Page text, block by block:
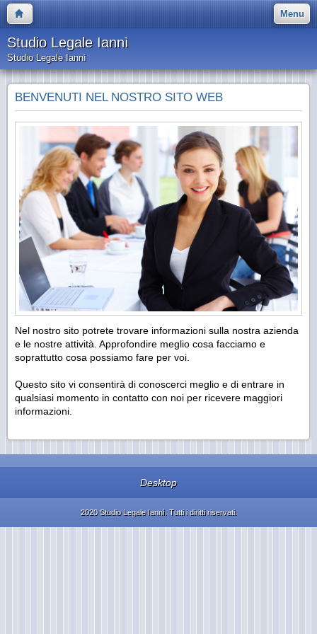
Menu
Studio Legale Iannì
Studio Legale Iannì
BENVENUTI NEL NOSTRO SITO WEB
Nel nostro sito potrete trovare informazioni sulla nostra azienda
e le nostre attività. Approfondire meglio cosa facciamo e
soprattutto cosa possiamo fare per voi.
Questo sito vi consentirà di conoscerci meglio e di entrare in
qualsiasi momento in contatto con noi per ricevere maggiori
informazioni.
Desktop
2020 Studio Legale Iannì. Tutti i diritti riservati.